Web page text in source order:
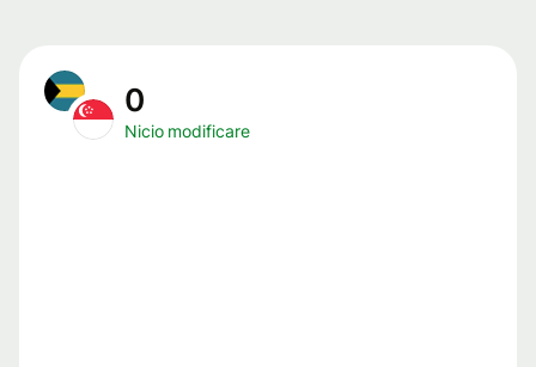
0
Nicio modificare